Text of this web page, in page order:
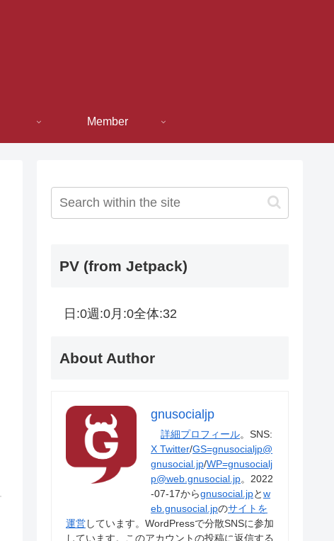
Member
PV (from Jetpack)
日:0週:0月:0全体:32
About Author
gnusocialjp
詳細プロフィール。SNS:
X Twitter/GS=gnusocialjp@
gnusocial.jp/WP=gnusocialj
p@web.gnusocial.jp。2022
-07-17からgnusocial.jpとw
eb.gnusocial.jpのサイトを
運営しています。WordPressで分散SNSに参加
しています。このアカウントの投稿に返信する